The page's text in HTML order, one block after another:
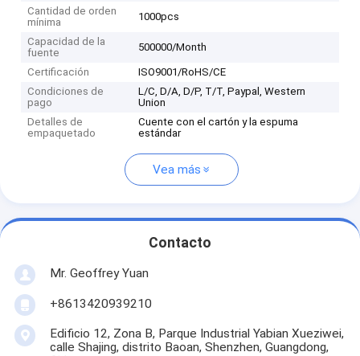
Cantidad de orden
mínima
1000pcs
Capacidad de la
fuente
500000/Month
Certificación
ISO9001/RoHS/CE
Condiciones de
pago
L/C, D/A, D/P, T/T, Paypal, Western
Union
Detalles de
empaquetado
Cuente con el cartón y la espuma
estándar
Vea más
Contacto
Mr. Geoffrey Yuan
+8613420939210
Edificio 12, Zona B, Parque Industrial Yabian Xueziwei,
calle Shajing, distrito Baoan, Shenzhen, Guangdong,